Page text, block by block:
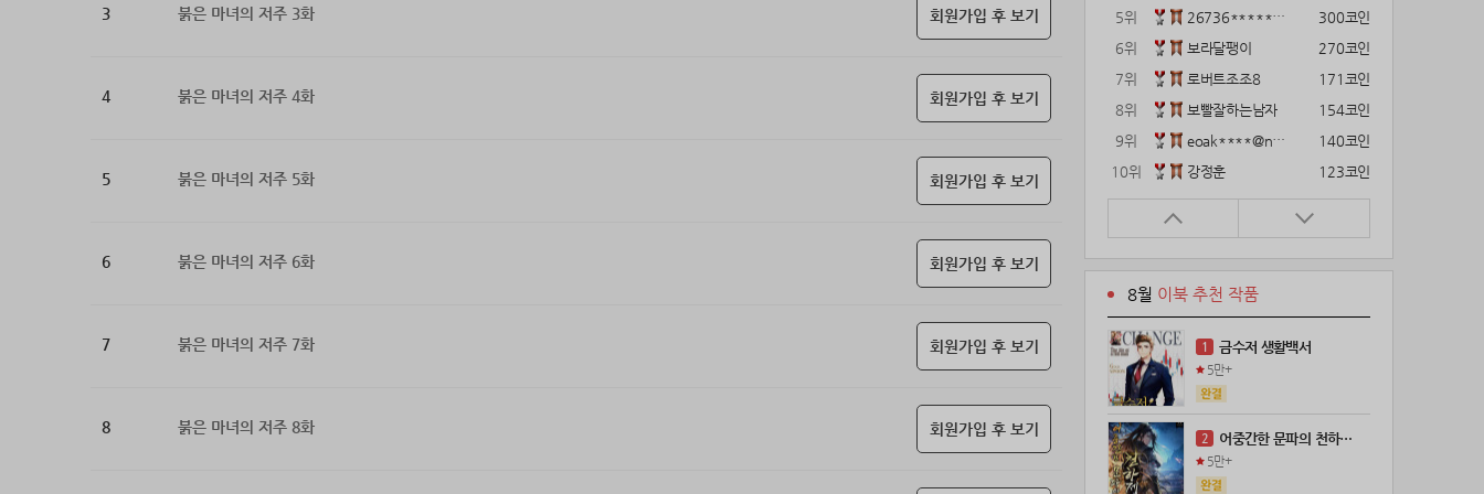
3 붉은 마녀의 저주 3화 회원가입 후 보기
4 붉은 마녀의 저주 4화 회원가입 후 보기
5 붉은 마녀의 저주 5화 회원가입 후 보기
6 붉은 마녀의 저주 6화 회원가입 후 보기
7 붉은 마녀의 저주 7화 회원가입 후 보기
8 붉은 마녀의 저주 8화 회원가입 후 보기
5위 26736*****@kakao.com
300코인
6위
보라달팽이
270코인
7위
로버트조조8
171코인
8위
보빨잘하는남자
154코인
9위
eoak****@naver.com
140코인
10위
강정훈
123코인
11위
22374*****@kakao.com
120코인
12위
12922*****@kakao.com
120코인
14위
해콩이
16위
메렁이지롱
17위
@
18위
@
100코인
19위
kckt****@naver.com
100코인
20위
18075*****@kakao.com
8월 이북 추천 작품
1 금수저 생활백서
5만+
2 어중간한 문파의 천하제일인
5만+